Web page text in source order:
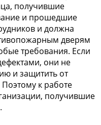
получившие
и прошедшие
и должна
дверям
требования. Если
они не
и защитить от
к работе
получившие